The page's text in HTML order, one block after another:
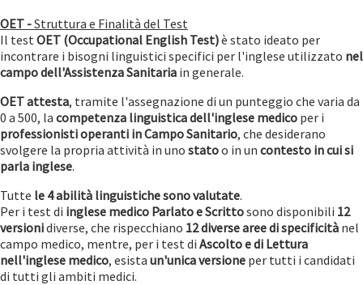
OET -Struttura e Finalità del Test
Il testOET (Occupational English Test)è stato ideato per
incontrare i bisogni linguistici specifici per l'inglese utilizzato nel
campo dell'Assistenza Sanitaria in generale.
OET attesta, tramite l'assegnazione di un punteggio che varia da
0 a 500, la competenza linguistica dell'inglese medico per i
professionisti operanti in Campo Sanitario, che desiderano
svolgere la propria attività in uno statoo in un contesto in cui si
parla inglese.
Tutte le 4 abilità linguistiche sono valutate.
Per i test di inglese medico Parlato e Scrittosono disponibili 12
versionidiverse, che rispecchiano 12 diverse aree di specificità nel
campo medico, mentre, per i test di Ascolto e di Lettura
nell'inglese medico, esista un'unica versione per tutti i candidati
di tutti gli ambiti medici.